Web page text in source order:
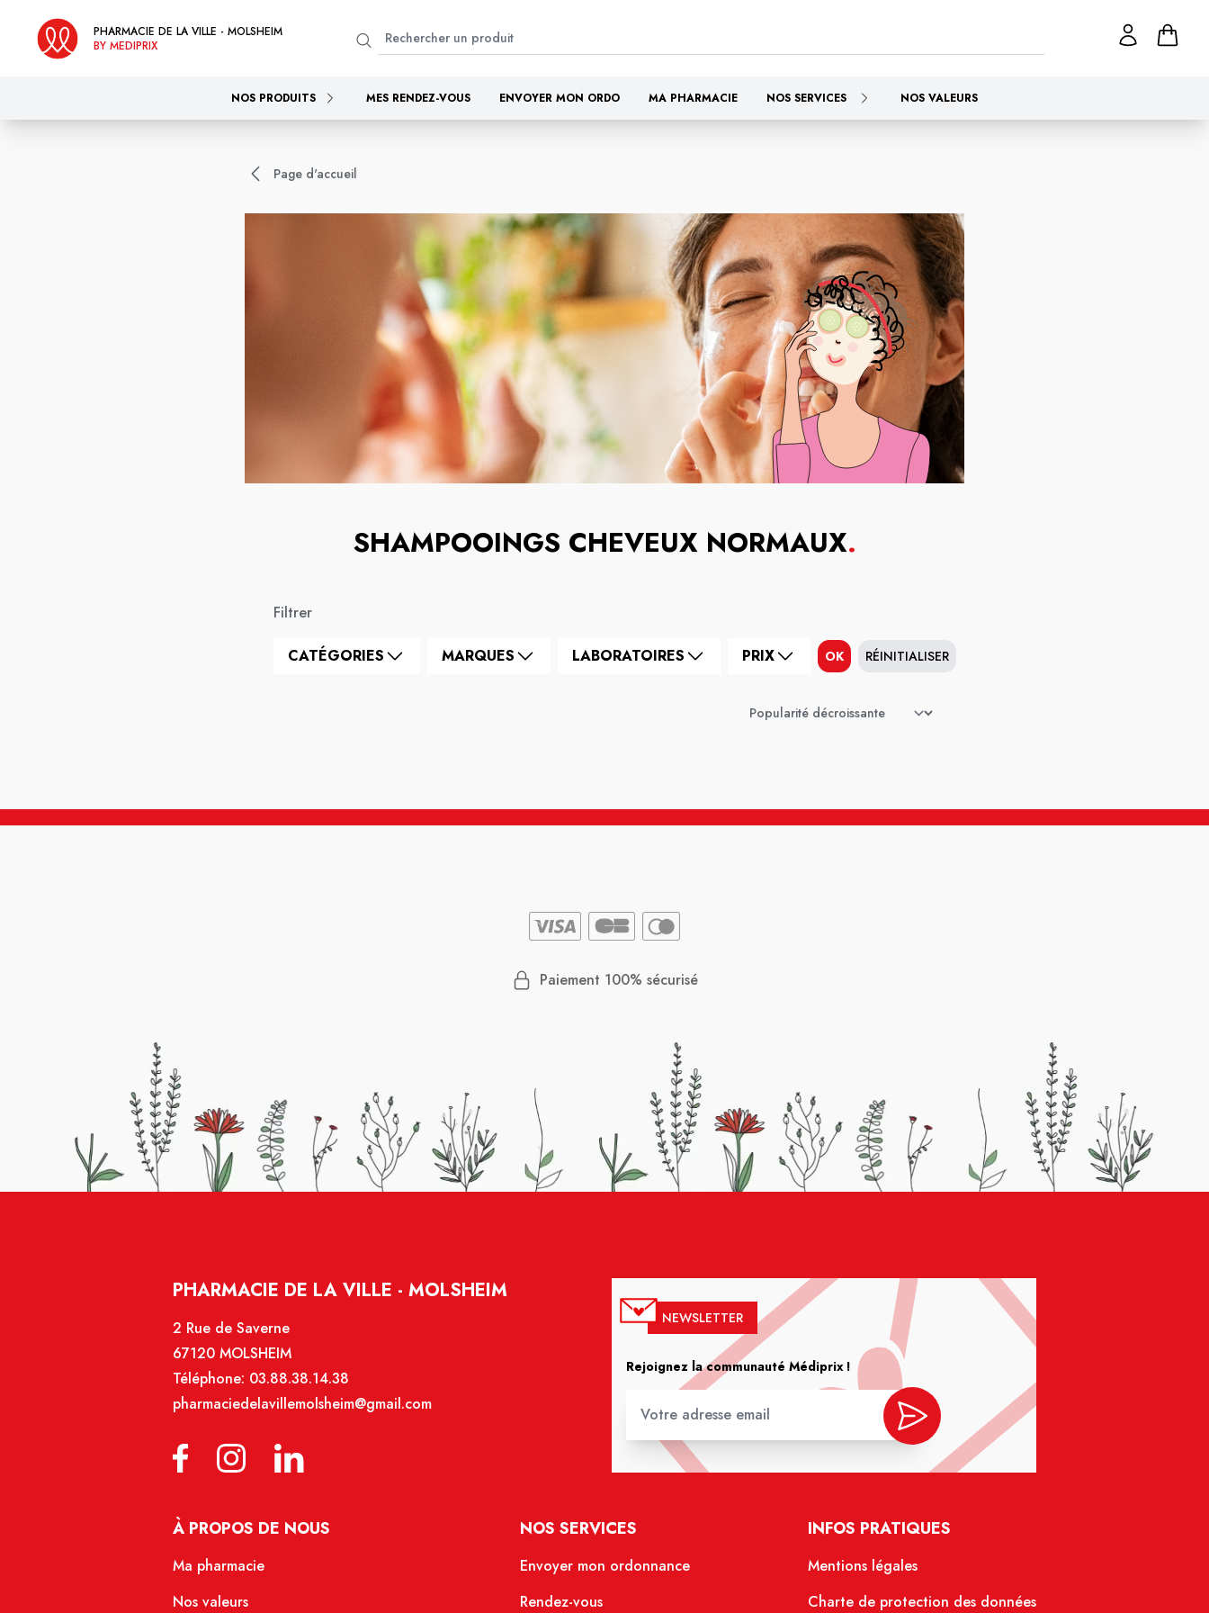
PHARMACIE DE LA VILLE - MOLSHEIM
BY MEDIPRIX
NOS PRODUITS MES RENDEZ-VOUS ENVOYER MON ORDO MA PHARMACIE NOS SERVICES NOS VALEURS
Page d'accueil
SHAMPOOINGS CHEVEUX NORMAUX.
Filtrer
CATÉGORIES MARQUES LABORATOIRES PRIX OK RÉINITIALISER
Paiement 100% sécurisé
PHARMACIE DE LA VILLE - MOLSHEIM
2 Rue de Saverne
67120 MOLSHEIM
Téléphone: 03.88.38.14.38
pharmaciedelavillemolsheim@gmail.com
NEWSLETTER
Rejoignez la communauté Médiprix !
À PROPOS DE NOUS
Ma pharmacie
Nos valeurs
NOS SERVICES
Envoyer mon ordonnance
Rendez-vous
INFOS PRATIQUES
Mentions légales
Charte de protection des données